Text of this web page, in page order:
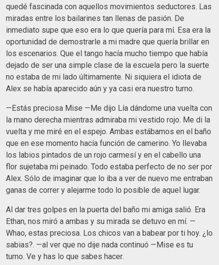
quedé fascinada con aquellos movimientos seductores. Las
miradas entre los bailarines tan llenas de pasión. De
inmediato supe que eso era lo que quería para mí. Esa era la
oportunidad de demostrarle a mi madre que quería brillar en
los escenarios. Que el tango hacía mucho tiempo que había
dejado de ser una simple clase de la escuela pero la suerte
no estaba de mi lado últimamente. Ni siquiera el idiota de
Alex se había aparecido aún y ya casi era nuestro turno.
—Estás preciosa Mise —Me dijo Lía dándome una vuelta con
la mano derecha mientras admiraba mi vestido rojo. Me di la
vuelta y me miré en el espejo. Ambas estábamos en el baño
que en ese momento hacía función de camerino. Yo llevaba
los labios pintados de un rojo carmesí y en el cabello una
flor sujetaba mi peinado. Todo estaba perfecto de no ser por
Alex. Sólo de imaginar que lo iba a ver de nuevo me entraban
ganas de correr y alejarme todo lo posible de aquel lugar.
Al dar tres golpes en la puerta del baño mi amiga salió. Era
Ethan, nos miró a ambas y su mirada se detuvo en mí. —
Whao, estas preciosa. Los chicos van a babear por ti hoy. ¿lo
sabias?. —al ver que no dije nada continuó —Mise es tu
turno. Ve y has lo que sabes hacer.